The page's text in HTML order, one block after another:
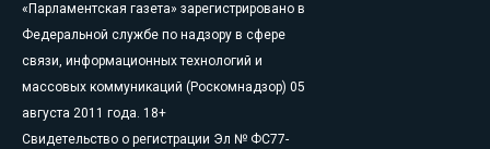
«Парламентская газета» зарегистрировано в
Федеральной службе по надзору в сфере
связи, информационных технологий и
массовых коммуникаций (Роскомнадзор) 05
августа 2011 года. 18+
Свидетельство о регистрации Эл № ФС77-